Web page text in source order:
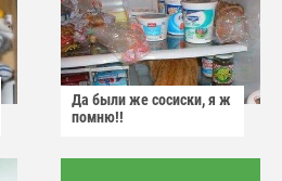
Да были же сосиски, я ж
помню!!